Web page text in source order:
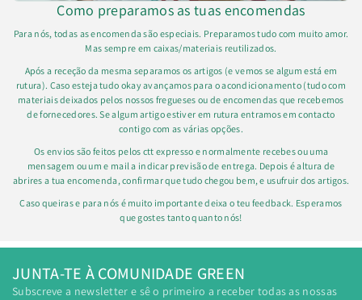
Como preparamos as tuas encomendas
Para nós, todas as encomenda são especiais. Preparamos tudo com muito amor.
Mas sempre em caixas/materiais reutilizados.
Após a receção da mesma separamos os artigos (e vemos se algum está em
rutura). Caso esteja tudo okay avançamos para o acondicionamento (tudo com
materiais deixados pelos nossos fregueses ou de encomendas que recebemos
de fornecedores. Se algum artigo estiver em rutura entramos em contacto
contigo com as várias opções.
Os envios são feitos pelos ctt expresso e normalmente recebes ou uma
mensagem ou um e mail a indicar previsão de entrega. Depois é altura de
abrires a tua encomenda, confirmar que tudo chegou bem, e usufruir dos artigos.
Caso queiras e para nós é muito importante deixa o teu feedback. Esperamos
que gostes tanto quanto nós!
JUNTA-TE À COMUNIDADE GREEN
Subscreve a newsletter e sê o primeiro a receber todas as nossas